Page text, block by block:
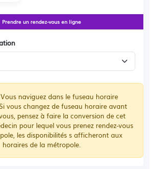
Prendre un rendez-vous en ligne
naviguez dans le fuseau horaire
vous changez de fuseau horaire avant
pensez à faire la conversion de cet
pour lequel vous prenez rendez-vous
les disponibilités s afficheront aux
horaires de la métropole.